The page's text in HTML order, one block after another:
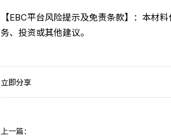
【EBC平台风险提示及免责条款】：本材
务、投资或其他建议。
立即分享
上一篇：